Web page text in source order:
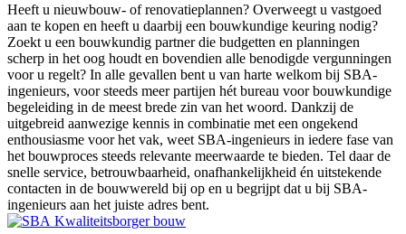
Heeft u nieuwbouw- of renovatieplannen? Overweegt u vastgoed
aan te kopen en heeft u daarbij een bouwkundige keuring nodig?
Zoekt u een bouwkundig partner die budgetten en planningen
scherp in het oog houdt en bovendien alle benodigde vergunningen
voor u regelt? In alle gevallen bent u van harte welkom bij SBA-
ingenieurs, voor steeds meer partijen hét bureau voor bouwkundige
begeleiding in de meest brede zin van het woord. Dankzij de
uitgebreid aanwezige kennis in combinatie met een ongekend
enthousiasme voor het vak, weet SBA-ingenieurs in iedere fase van
het bouwproces steeds relevante meerwaarde te bieden. Tel daar de
snelle service, betrouwbaarheid, onafhankelijkheid én uitstekende
contacten in de bouwwereld bij op en u begrijpt dat u bij SBA-
ingenieurs aan het juiste adres bent.
Kwaliteitsborger bouw